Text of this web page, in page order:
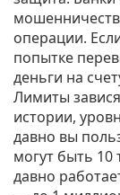
операции.
попытке
деньги на
Лимиты
истории,
давно вы
могут быть 10
давно